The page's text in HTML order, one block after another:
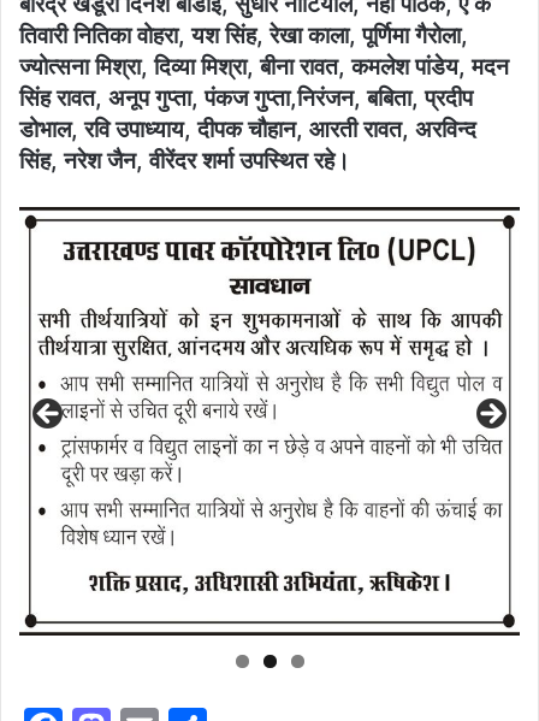
तिवारी नितिका वोहरा, यश सिंह, रेखा काला, पूर्णिमा गैरोला,
ज्योत्सना मिश्रा, दिव्या मिश्रा, बीना रावत, कमलेश पांडेय, मदन
सिंह रावत, अनूप गुप्ता, पंकज गुप्ता,निरंजन, बबिता, प्रदीप
डोभाल, रवि उपाध्याय, दीपक चौहान, आरती रावत, अरविन्द
सिंह, नरेश जैन, वीरेंदर शर्मा उपस्थित रहे।